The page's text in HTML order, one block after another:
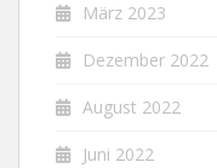
März 2023
Dezember 2022
August 2022
Juni 2022